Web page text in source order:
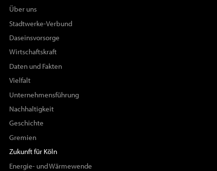
Über uns
Stadtwerke-Verbund
Daseinsvorsorge
Wirtschaftskraft
Daten und Fakten
Vielfalt
Unternehmensführung
Nachhaltigkeit
Geschichte
Gremien
Zukunft für Köln
Energie- und Wärmewende